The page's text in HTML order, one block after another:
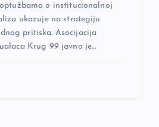
o institucionalnoj
ukazuje na strategiju
pritiska. Asocijacija
Krug 99 javno je…